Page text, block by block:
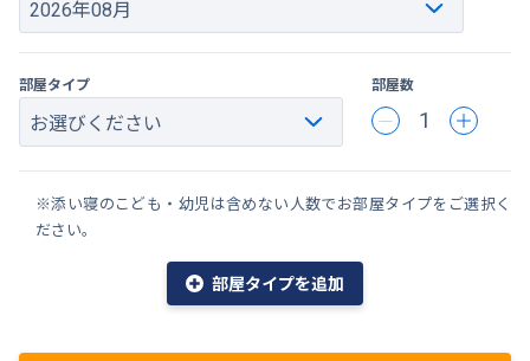
部屋タイプ 部屋数
1
※添い寝のこども・幼児は含めない人数でお部屋タイプをご選択く
ださい。
部屋タイプを追加